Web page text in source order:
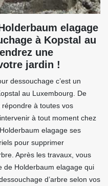
elagage
à Kopstal au
une
jardin !
dessouchage c’est un
au Luxembourg. De
à toutes vos
à tout moment chez
elagage ses
pour supprimer
Après les travaux, vous
de Holderbaum elagage qui
d’arbre selon vos